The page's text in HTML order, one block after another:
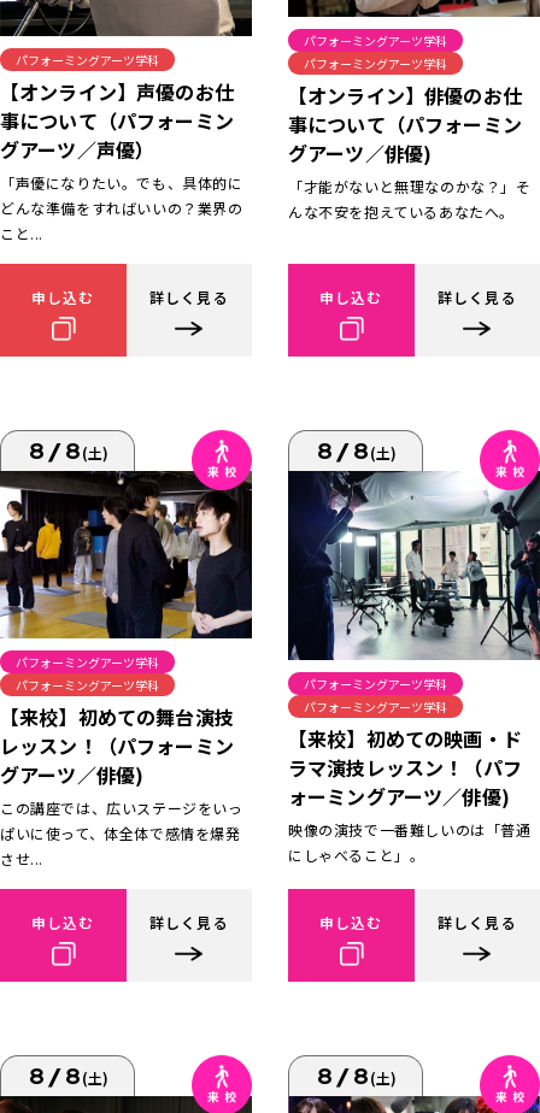
パフォーミングアーツ学科
【オンライン】声優のお仕
事について（パフォーミン
グアーツ／声優）
「声優になりたい。でも、具体的に
どんな準備をすればいいの？業界の
こと...
申し込む 詳しく見る
パフォーミングアーツ学科
パフォーミングアーツ学科
【オンライン】俳優のお仕
事について（パフォーミン
グアーツ／俳優)
「才能がないと無理なのかな？」そ
んな不安を抱えているあなたへ。
申し込む 詳しく見る
8/8(土)
パフォーミングアーツ学科
パフォーミングアーツ学科
【来校】初めての舞台演技
レッスン！（パフォーミン
グアーツ／俳優)
この講座では、広いステージをいっ
ぱいに使って、体全体で感情を爆発
させ...
申し込む 詳しく見る
8/8(土)
パフォーミングアーツ学科
パフォーミングアーツ学科
【来校】初めての映画・ド
ラマ演技レッスン！（パフ
ォーミングアーツ／俳優)
映像の演技で一番難しいのは「普通
にしゃべること」。
申し込む 詳しく見る
8/8(土) 8/8(土)